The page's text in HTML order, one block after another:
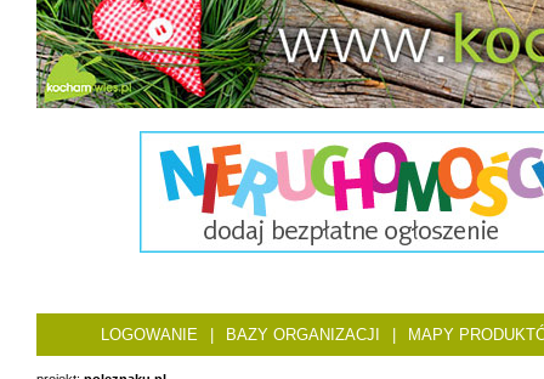
LOGOWANIE BAZY ORGANIZACJI MAPY